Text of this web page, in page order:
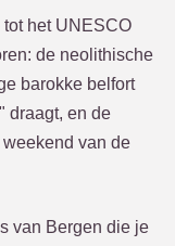
tot het UNESCO
de neolithische
barokke belfort
draagt, en de
van de
van Bergen die je